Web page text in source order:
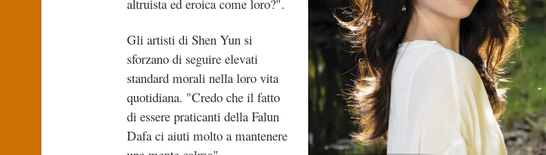
altruista ed eroica come loro?".
Gli artisti di Shen Yun si
sforzano di seguire elevati
standard morali nella loro vita
quotidiana. "Credo che il fatto
di essere praticanti della Falun
Dafa ci aiuti molto a mantenere